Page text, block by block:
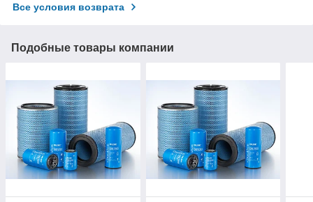
Все условия возврата
Подобные товары компании